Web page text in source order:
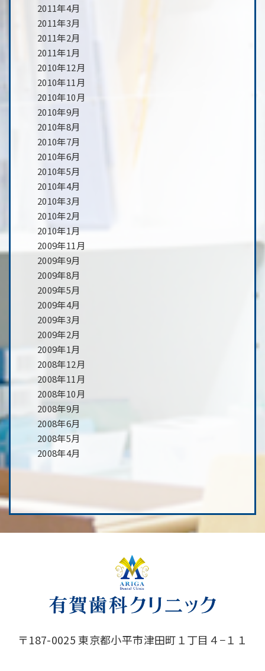
2011年4月
2011年3月
2011年2月
2011年1月
2010年12月
2010年11月
2010年10月
2010年9月
2010年8月
2010年7月
2010年6月
2010年5月
2010年4月
2010年3月
2010年2月
2010年1月
2009年11月
2009年9月
2009年8月
2009年5月
2009年4月
2009年3月
2009年2月
2009年1月
2008年12月
2008年11月
2008年10月
2008年9月
2008年6月
2008年5月
2008年4月
〒187-0025 東京都小平市津田町１丁目４−１１